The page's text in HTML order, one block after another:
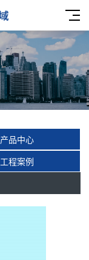
产品中心
工程案例